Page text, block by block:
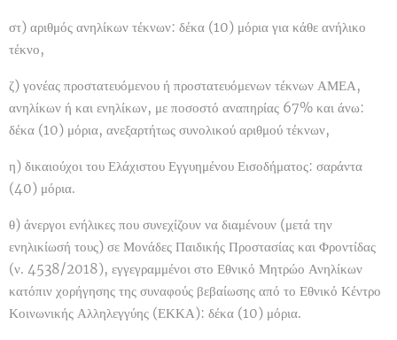
στ) αριθμός ανηλίκων τέκνων: δέκα (10) μόρια για κάθε ανήλικο
τέκνο,
ζ) γονέας προστατευόμενου ή προστατευόμενων τέκνων ΑΜΕΑ,
ανηλίκων ή και ενηλίκων, με ποσοστό αναπηρίας 67% και άνω:
δέκα (10) μόρια, ανεξαρτήτως συνολικού αριθμού τέκνων,
η) δικαιούχοι του Ελάχιστου Εγγυημένου Εισοδήματος: σαράντα
(40) μόρια.
θ) άνεργοι ενήλικες που συνεχίζουν να διαμένουν (μετά την
ενηλικίωσή τους) σε Μονάδες Παιδικής Προστασίας και Φροντίδας
(ν. 4538/2018), εγγεγραμμένοι στο Εθνικό Μητρώο Ανηλίκων
κατόπιν χορήγησης της συναφούς βεβαίωσης από το Εθνικό Κέντρο
Κοινωνικής Αλληλεγγύης (ΕΚΚΑ): δέκα (10) μόρια.